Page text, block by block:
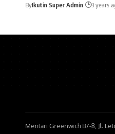
ByIkutin Super Admin 3 years
Mentari Greenwich B7-8, Jl.